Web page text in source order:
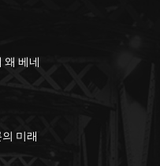
왜 베네
미래